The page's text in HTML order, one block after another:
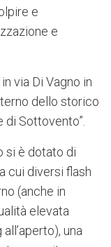
e
e
via Di Vagno in
dello storico
di Sottovento”.
si è dotato di
cui diversi flash
(anche in
elevata
una